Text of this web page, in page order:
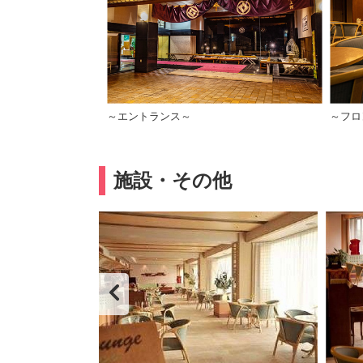
～エントランス～ ～フ
施設・その他